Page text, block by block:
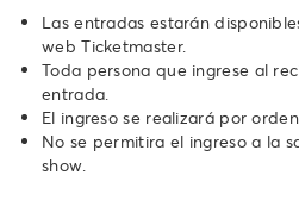
Las entradas estarán
web Ticketmaster.
Toda persona que ingrese al
entrada.
El ingreso se realizará por
No se permitira el ingreso a la
show.